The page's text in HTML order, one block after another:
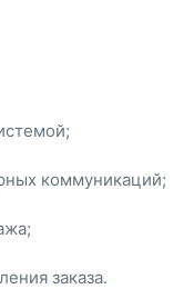
коммуникаций;
заказа.